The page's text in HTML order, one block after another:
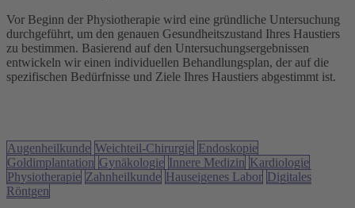
Vor Beginn der Physiotherapie wird eine gründliche Untersuchung
durchgeführt, um den genauen Gesundheitszustand Ihres Haustiers
zu bestimmen. Basierend auf den Untersuchungsergebnissen
entwickeln wir einen individuellen Behandlungsplan, der auf die
spezifischen Bedürfnisse und Ziele Ihres Haustiers abgestimmt ist.
Augenheilkunde Weichteil-Chirurgie Endoskopie
Goldimplantation Gynäkologie Innere Medizin Kardiologie
Physiotherapie Zahnheilkunde Hauseigenes Labor Digitales
Röntgen